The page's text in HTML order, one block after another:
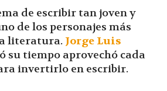
de escribir tan joven y
de los personajes más
literatura. Jorge Luis
su tiempo aprovechó cada
invertirlo en escribir.